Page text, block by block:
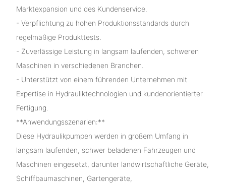
Marktexpansion und des Kundenservice.
- Verpflichtung zu hohen Produktionsstandards durch
regelmäßige Produkttests.
- Zuverlässige Leistung in langsam laufenden, schweren
Maschinen in verschiedenen Branchen.
- Unterstützt von einem führenden Unternehmen mit
Expertise in Hydrauliktechnologien und kundenorientierter
Fertigung.
**Anwendungsszenarien:**
Diese Hydraulikpumpen werden in großem Umfang in
langsam laufenden, schwer beladenen Fahrzeugen und
Maschinen eingesetzt, darunter landwirtschaftliche Geräte,
Schiffbaumaschinen, Gartengeräte,